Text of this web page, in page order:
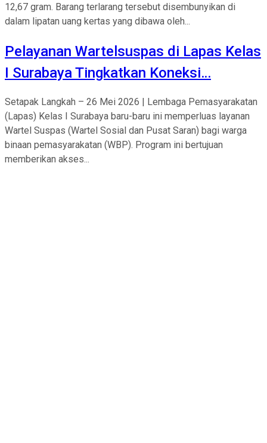
12,67 gram. Barang terlarang tersebut disembunyikan di
dalam lipatan uang kertas yang dibawa oleh...
Pelayanan Wartelsuspas di Lapas Kelas
I Surabaya Tingkatkan Koneksi…
Setapak Langkah – 26 Mei 2026 | Lembaga Pemasyarakatan
(Lapas) Kelas I Surabaya baru-baru ini memperluas layanan
Wartel Suspas (Wartel Sosial dan Pusat Saran) bagi warga
binaan pemasyarakatan (WBP). Program ini bertujuan
memberikan akses...